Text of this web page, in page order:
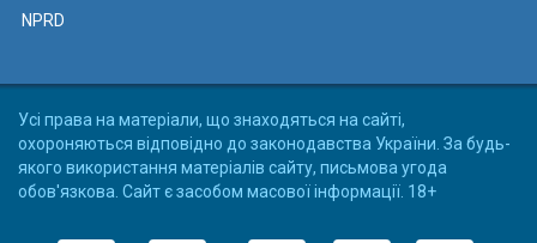
NPRD
Усі права на матеріали, що знаходяться на сайті,
охороняються відповідно до законодавства України. За будь-
якого використання матеріалів сайту, письмова угода
обов'язкова. Сайт є засобом масової інформації. 18+